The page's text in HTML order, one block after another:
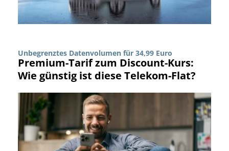
Unbegrenztes Datenvolumen für 34,99 Euro
Premium-Tarif zum Discount-Kurs:
Wie günstig ist diese Telekom-Flat?